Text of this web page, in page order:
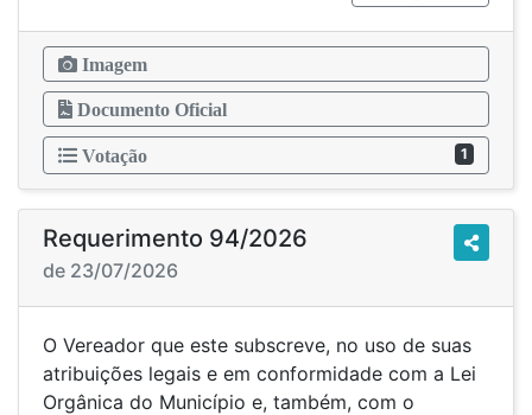
Imagem
Documento Oficial
Votação 1
Requerimento 94/2026
de 23/07/2026
O Vereador que este subscreve, no uso de suas
atribuições legais e em conformidade com a Lei
Orgânica do Município e, também, com o